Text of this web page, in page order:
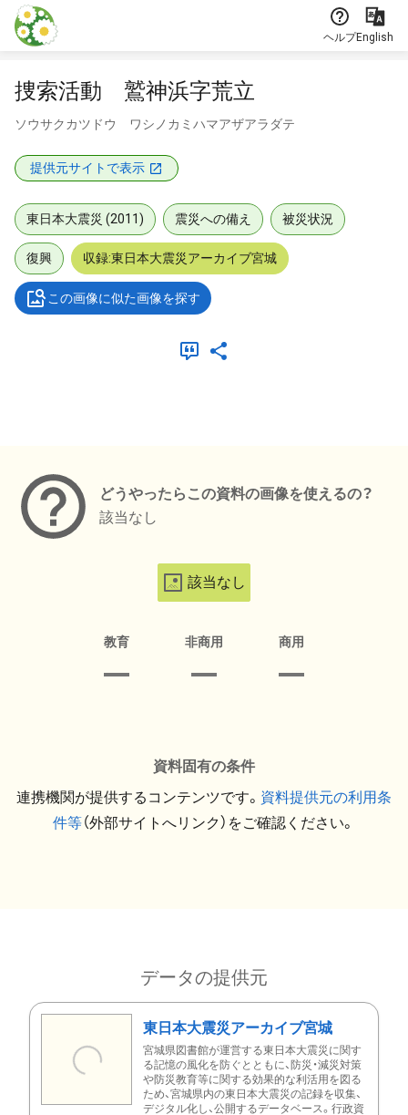
本文に飛ぶ
ヘルプEnglish
捜索活動 鷲神浜字荒立
ソウサクカツドウ ワシノカミハマアザアラダテ
提供元サイトで表示
東日本大震災 (2011) 震災への備え 被災状況
復興 収録:東日本大震災アーカイブ宮城
この画像に似た画像を探す
どうやったらこの資料の画像を使えるの？
該当なし
該当なし
教育 非商用 商用
資料固有の条件
連携機関が提供するコンテンツです。 資料提供元の利用条
件等（外部サイトへリンク）をご確認ください。
データの提供元
東日本大震災アーカイブ宮城
宮城県図書館が運営する東日本大震災に関す
る記憶の風化を防ぐとともに、防災・減災対策
や防災教育等に関する効果的な利活用を図る
ため、宮城県内の東日本大震災の記録を収集、
デジタル化し、公開するデータベース。行政資